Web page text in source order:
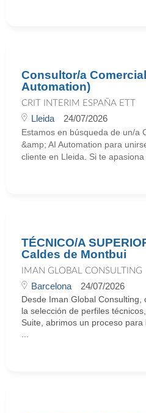
Consultor/a
Automation)
CRIT INTERIM ESPAÑA ETT
Lleida 24/07/2026
Estamos en búsqueda de un/a
&amp; AI Automation para
cliente en Lleida. Si te
TÉCNICO/A
Caldes de Montbui
IMAN GLOBAL CONSULTING
Barcelona 24/07/2026
Desde Iman Global Consulting,
la selección de perfiles
Suite, abrimos un proceso